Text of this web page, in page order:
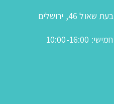
46, ירושלים
10:00-16:00